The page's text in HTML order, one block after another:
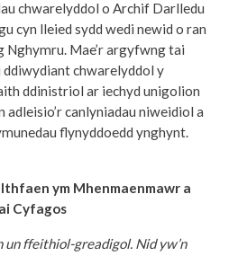
chwarelyddol o Archif Darlledu
cyn lleied sydd wedi newid o ran
Nghymru. Mae’r argyfwng tai
ddiwydiant chwarelyddol y
ddinistriol ar iechyd unigolion
canlyniadau niweidiol a
flynyddoedd ynghynt.
ym Mhenmaenmawr a
Cyfagos
un ffeithiol-greadigol. Nid yw’n